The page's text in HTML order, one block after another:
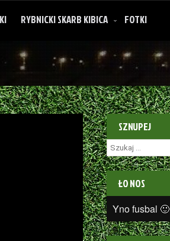
RYBNICKI SKARB KIBICA FOTKI
SZNUPEJ
Szukaj:
ŁO NOS
Yno fusbal 🙂